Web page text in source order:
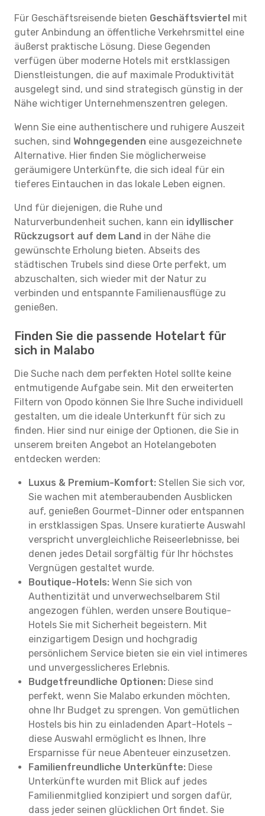
Für Geschäftsreisende bieten Geschäftsviertel mit
guter Anbindung an öffentliche Verkehrsmittel eine
äußerst praktische Lösung. Diese Gegenden
verfügen über moderne Hotels mit erstklassigen
Dienstleistungen, die auf maximale Produktivität
ausgelegt sind, und sind strategisch günstig in der
Nähe wichtiger Unternehmenszentren gelegen.
Wenn Sie eine authentischere und ruhigere Auszeit
suchen, sind Wohngegenden eine ausgezeichnete
Alternative. Hier finden Sie möglicherweise
geräumigere Unterkünfte, die sich ideal für ein
tieferes Eintauchen in das lokale Leben eignen.
Und für diejenigen, die Ruhe und
Naturverbundenheit suchen, kann ein idyllischer
Rückzugsort auf dem Land in der Nähe die
gewünschte Erholung bieten. Abseits des
städtischen Trubels sind diese Orte perfekt, um
abzuschalten, sich wieder mit der Natur zu
verbinden und entspannte Familienausflüge zu
genießen.
Finden Sie die passende Hotelart für
sich in Malabo
Die Suche nach dem perfekten Hotel sollte keine
entmutigende Aufgabe sein. Mit den erweiterten
Filtern von Opodo können Sie Ihre Suche individuell
gestalten, um die ideale Unterkunft für sich zu
finden. Hier sind nur einige der Optionen, die Sie in
unserem breiten Angebot an Hotelangeboten
entdecken werden:
Luxus & Premium-Komfort: Stellen Sie sich vor,
Sie wachen mit atemberaubenden Ausblicken
auf, genießen Gourmet-Dinner oder entspannen
in erstklassigen Spas. Unsere kuratierte Auswahl
verspricht unvergleichliche Reiseerlebnisse, bei
denen jedes Detail sorgfältig für Ihr höchstes
Vergnügen gestaltet wurde.
Boutique-Hotels: Wenn Sie sich von
Authentizität und unverwechselbarem Stil
angezogen fühlen, werden unsere Boutique-
Hotels Sie mit Sicherheit begeistern. Mit
einzigartigem Design und hochgradig
persönlichem Service bieten sie ein viel intimeres
und unvergesslicheres Erlebnis.
Budgetfreundliche Optionen: Diese sind
perfekt, wenn Sie Malabo erkunden möchten,
ohne Ihr Budget zu sprengen. Von gemütlichen
Hostels bis hin zu einladenden Apart-Hotels –
diese Auswahl ermöglicht es Ihnen, Ihre
Ersparnisse für neue Abenteuer einzusetzen.
Familienfreundliche Unterkünfte: Diese
Unterkünfte wurden mit Blick auf jedes
Familienmitglied konzipiert und sorgen dafür,
dass jeder seinen glücklichen Ort findet. Sie